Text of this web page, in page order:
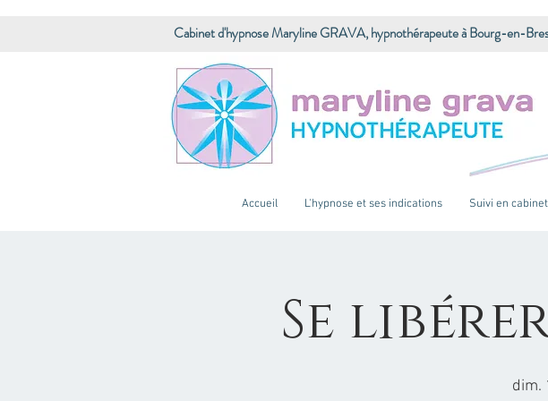
Cabinet d'hypnose Maryline GRAVA, hypnothérapeute à Bourg-en-
Accueil L'hypnose et ses indications Suivi en cabinet
Se
dim.